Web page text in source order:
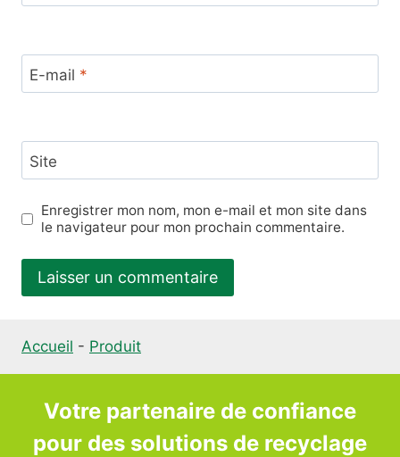
E-mail *
Site
Enregistrer mon nom, mon e-mail et mon site dans
le navigateur pour mon prochain commentaire.
Accueil - Produit
Votre partenaire de confiance
pour des solutions de recyclage